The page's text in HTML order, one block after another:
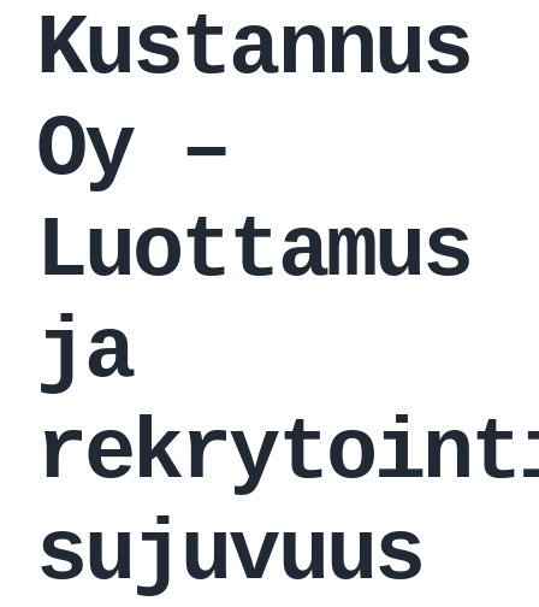
Kustannus
Oy –
Luottamus
ja
sujuvuus